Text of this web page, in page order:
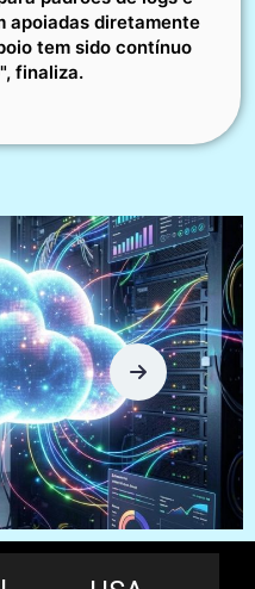
apoiadas diretamente
tem sido contínuo
finaliza.